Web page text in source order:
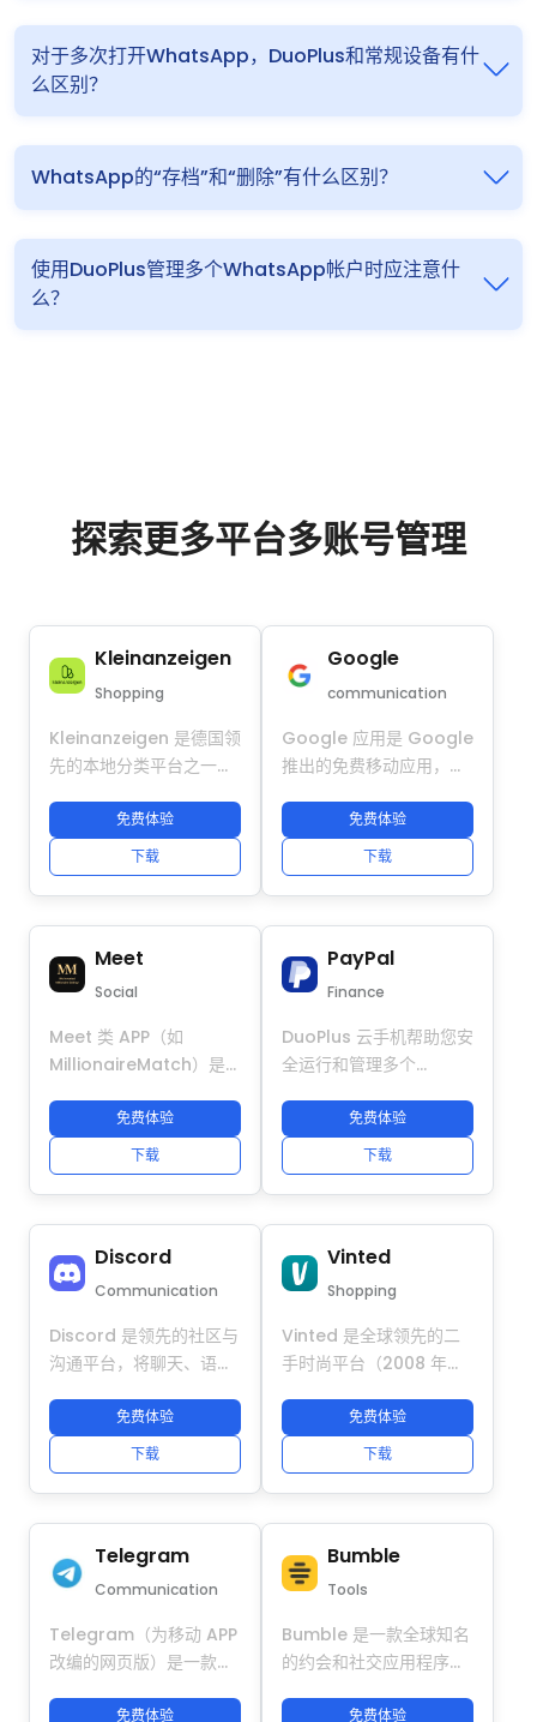
对于多次打开WhatsApp，DuoPlus和常规设备有什
么区别？
WhatsApp的“存档”和“删除”有什么区别？
使用DuoPlus管理多个WhatsApp帐户时应注意什
么？
探索更多平台多账号管理
Kleinanzeigen
Shopping
Kleinanzeigen 是德国领
先的本地分类平台之一，
换物品，并与附近的买家
和卖家直接联系。从二手
商品和电子产品到车辆、
家具及服务，
Kleinanzeigen 通过直接
消息和区域广告，让本地
交易变得简单便捷。
免费体验
下载
Google
communication
Google 应用是 Google
推出的免费移动应用，可
地图、日历和云盘等多项
Google 服务。它提供个
性化推荐、智能通知和
Google 生态整合，使全
球超过 10 亿用户高效管
理数字生活。应用支持离
线使用、快速搜索和安全
用户的便捷工具。
免费体验
下载
Meet
Social
Meet 类 APP（如
MillionaireMatch）是
社交与约会平台，聚焦高
价值用户匹配与跨地区互
动，提供资料认证、安全
私聊、智能推荐与定位匹
配等核心功能。结合
DuoPlus 云手机，可在真
实 ARM 云端环境中安全
每个账号提供独立设备指
纹、IP 与定位模拟能力，
实现设备级隔离与集中管
理，助力跨境社交与约会
业务高效搭建多账号运营
体系。
免费体验
下载
PayPal
Finance
DuoPlus 云手机帮助您安
全运行和管理多个
设备。每个账户在独立云
环境中运行，拥有唯一设
备指纹和独立 IP，可防止
关联和被检测。通过单一
平台轻松管理、自动化并
扩展 PayPal 业务，随时
随地操作。
免费体验
下载
Discord
Communication
Discord 是领先的社区与
沟通平台，将聊天、语音
端。广泛应用于社区、游
戏、客户支持、Web3 和
全球团队，并支持多个账
号同时运营不同服务器和
项目。结合 DuoPlus 防
关联云手机，Discord 可
在独立 Android 环境中
号拥有独立设备指纹和专
属 IP，帮助跨境团队安全
扩展 Discord 账号管
免费体验
下载
Vinted
Shopping
Vinted 是全球领先的二
手时尚平台（2008 年成
个欧洲国家和北美拥有
8000 万+ 注册用户。其
使命是让二手商品成为首
选，通过提供实惠、环保
的购物方式，打造更整洁
的衣橱。平台不提供任何
约会或社交匹配功能，其
互动（例如评论商品、分
享可持续生活方式建
议）。
免费体验
下载
Telegram
Communication
Telegram（为移动 APP
改编的网页版）是一款专
免费体验
Bumble
Tools
Bumble 是一款全球知名
的约会和社交应用程序，
免费体验